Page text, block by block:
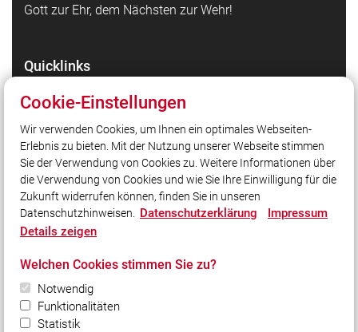
Gott zur Ehr, dem Nächsten zur Wehr!
Quicklinks
Facebookseite der Jugendfeuerwehr Köditz
Facebookseite der Kinderfeuerwehr Köditz
Instagramseite der Feuerwehr Köditz
Instagramseite der Jugendfeuerwehr Köditz
Social Media
Bleiben Sie mit uns in Kontakt und vernetzen Sie sich
mit uns!
Cookie-Einstellungen
Wir verwenden Cookies, um Ihnen ein optimales Webseiten-
Erlebnis zu bieten. Mit der Nutzung unserer Webseite stimmen
Sie der Verwendung von Cookies zu. Weitere Informationen über
die Verwendung von Cookies und wie Sie Ihre Einwilligung für die
Zukunft widerrufen können, finden Sie in unseren
Datenschutzhinweisen. Datenschutzerklärung
Impressum
Details zeigen
Welchen Cookies stimmen Sie zu?
Notwendig
Funktionalitäten
Statistik